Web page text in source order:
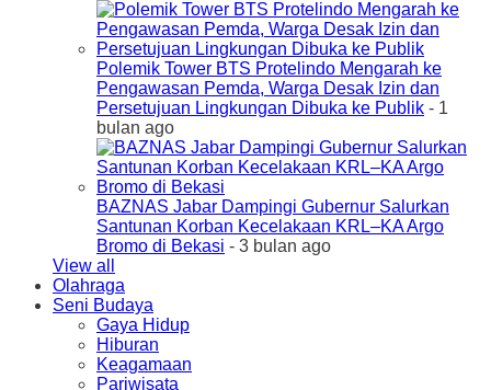
Polemik Tower BTS Protelindo Mengarah ke
Pengawasan Pemda, Warga Desak Izin dan
Persetujuan Lingkungan Dibuka ke Publik - 1
bulan ago
BAZNAS Jabar Dampingi Gubernur Salurkan
Santunan Korban Kecelakaan KRL–KA Argo
Bromo di Bekasi - 3 bulan ago
View all
Olahraga
Seni Budaya
Gaya Hidup
Hiburan
Keagamaan
Pariwisata